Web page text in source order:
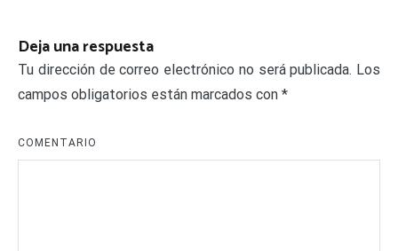
Deja una respuesta
Tu dirección de correo electrónico no será publicada. Los
campos obligatorios están marcados con *
COMENTARIO